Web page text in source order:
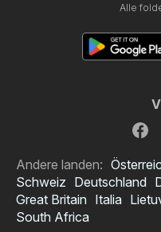
Alle
Andere landen:
Schweiz Deutschland
Great Britain Italia
South Africa